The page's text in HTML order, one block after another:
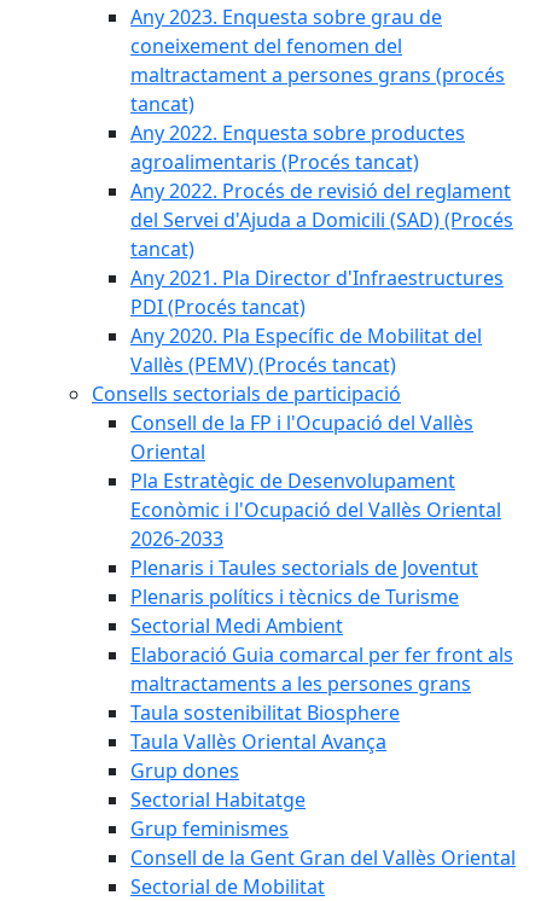
Any 2023. Enquesta sobre grau de
coneixement del fenomen del
maltractament a persones grans (procés
tancat)
Any 2022. Enquesta sobre productes
agroalimentaris (Procés tancat)
Any 2022. Procés de revisió del reglament
del Servei d'Ajuda a Domicili (SAD) (Procés
tancat)
Any 2021. Pla Director d'Infraestructures
PDI (Procés tancat)
Any 2020. Pla Específic de Mobilitat del
Vallès (PEMV) (Procés tancat)
Consells sectorials de participació
Consell de la FP i l'Ocupació del Vallès
Oriental
Pla Estratègic de Desenvolupament
Econòmic i l'Ocupació del Vallès Oriental
2026-2033
Plenaris i Taules sectorials de Joventut
Plenaris polítics i tècnics de Turisme
Sectorial Medi Ambient
Elaboració Guia comarcal per fer front als
maltractaments a les persones grans
Taula sostenibilitat Biosphere
Taula Vallès Oriental Avança
Grup dones
Sectorial Habitatge
Grup feminismes
Consell de la Gent Gran del Vallès Oriental
Sectorial de Mobilitat